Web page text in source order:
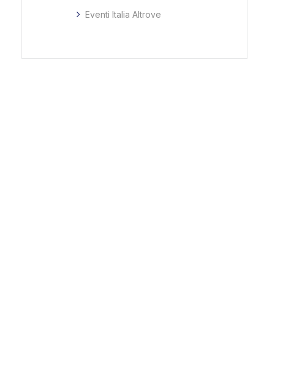
Eventi Italia Altrove